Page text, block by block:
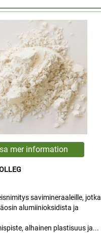
savimineraaleille, jotka
alumiinioksidista ja
alhainen plastisuus ja...